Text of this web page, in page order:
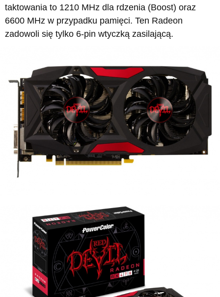
taktowania to 1210 MHz dla rdzenia (Boost) oraz
6600 MHz w przypadku pamięci. Ten Radeon
zadowoli się tylko 6-pin wtyczką zasilającą.